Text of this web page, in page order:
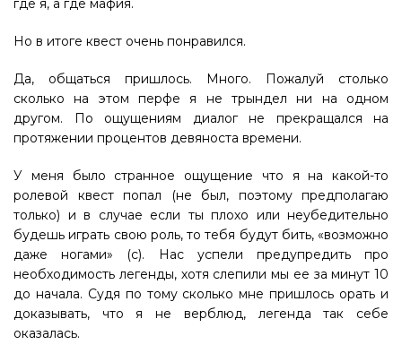
где я, а где мафия.
Но в итоге квест очень понравился.
Да, общаться пришлось. Много. Пожалуй столько
сколько на этом перфе я не трындел ни на одном
другом. По ощущениям диалог не прекращался на
протяжении процентов девяноста времени.
У меня было странное ощущение что я на какой-то
ролевой квест попал (не был, поэтому предполагаю
только) и в случае если ты плохо или неубедительно
будешь играть свою роль, то тебя будут бить, «возможно
даже ногами» (с). Нас успели предупредить про
необходимость легенды, хотя слепили мы ее за минут 10
до начала. Судя по тому сколько мне пришлось орать и
доказывать, что я не верблюд, легенда так себе
оказалась.